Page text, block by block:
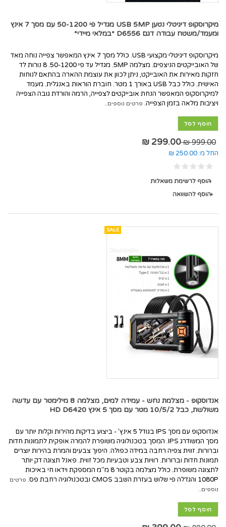
מיקרוסקופ דיגיטלי נטען USB 5MP מגדיל פי 50-1200 עם מסך 7 אינץ
ומעמד/משטח עבודה דגם D6556 *במלאי מיידי*
מיקרוסקופ דיגיטלי מקצועי USB. כולל מסך 7 אינץ המאפשר צפייה נוחה מאד
של האובייקטים הניצפים. מצלמה 5MP. מגדיל עד פי 50-1200. 8 נורות לד
חזקות מאירות את האובייקט, ניתן לכוון את עוצמת ההארה בהתאם לנוחות
האישית. כולל כבל USB באורך 1 מטר. חוברת הוראות באנגלית. מעמד
למיקרוסקופ המאפשר הנחת אובייקטים לצפייה, הרמה והורדת גובה הצפייה
ויציבות מלאה בזמן הצפייה. פרטים נוספים..
הוסף לסל
999.00 ₪
299.00 ₪
החל מ: 250.00 ₪
הוסף לרשימת משאלות
הוסף להשוואה
SALE
אנדוסקופ - מצלמת נחש - עמידה למים, מצלמה 8 מילימטר עם עדשה
משולשת, כבל 10/5/2 מטר עם מסך 5 אינץ HD D6420
אנדוסקופ עם מסך IPS בגודל 5 אינץ' - ביצוע בדיקות מהירות וקלות יותר עם
מסך המשודרג IPS. המסך בטכנולוגיה משופרת להמרה אופקית לתמונות חדות
וברורות. זווית צפיה רחבה במידה כפולה. היפוך צבעים והמרת בהירות יוצרים
תמונות חדות וברורות. רוויות צבע וטבעיות מכל זווית. פאנל תצוגה דק יותר
לתצוגה משופרת. כולל מצלמה בקוטר 8 מ"מ המספקת וידאו חי באיכות
1080P והגדלה פי שלוש בעזרת השבב CMOS ובטכנולוגיה רחבת פס.
פרטים
נוספים..
הוסף לסל